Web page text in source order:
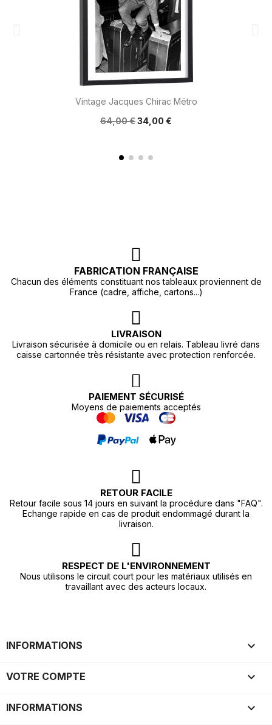
Vintage Jacques Chirac Métro
64,00 €34,00 €
FABRICATION FRANÇAISE
Chacun des éléments constituant nos tableaux proviennent de
France (cadre, affiche, cartons...)
LIVRAISON
Livraison sécurisée à domicile ou en relais. Tableau livré dans
caisse cartonnée très résistante avec protection renforcée.
PAIEMENT SÉCURISÉ
Moyens de paiements acceptés
RETOUR FACILE
Retour facile sous 14 jours en suivant la procédure dans "FAQ".
Echange rapide en cas de produit endommagé durant la
livraison.
RESPECT DE L'ENVIRONNEMENT
Nous utilisons le circuit court pour les matériaux utilisés en
travaillant avec des acteurs locaux.
INFORMATIONS 
VOTRE COMPTE 
INFORMATIONS keyboard_arrow_down